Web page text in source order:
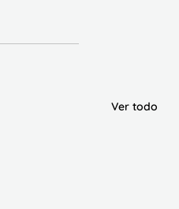
Ver todo